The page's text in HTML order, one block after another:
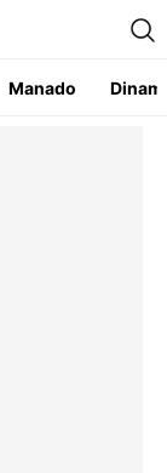
Manado